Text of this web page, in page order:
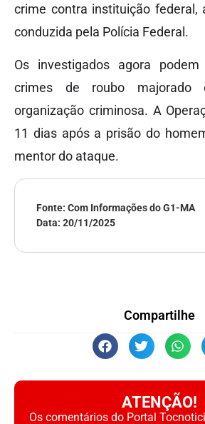
crime contra instituição federal,
conduzida pela Polícia Federal.
Os investigados agora
crimes de roubo majorado
organização criminosa. A
11 dias após a prisão do
mentor do ataque.
Fonte: Com Informações do G1-MA
Data: 20/11/2025
Compartilhe
ATENÇÃO!
Os comentários do Portal